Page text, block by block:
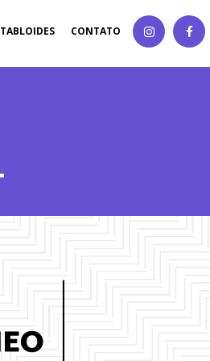
TABLOIDES CONTATO